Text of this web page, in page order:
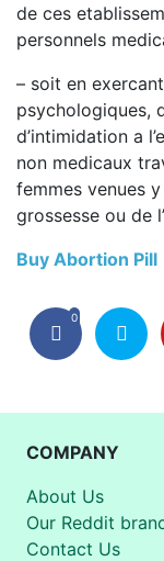
de ces
personnels
– soit en
psychologiques,
d’intimidation a
non medicaux
femmes venues
grossesse ou de
Buy Abortion Pill
0
COMPANY
About Us
Our Reddit
Contact Us